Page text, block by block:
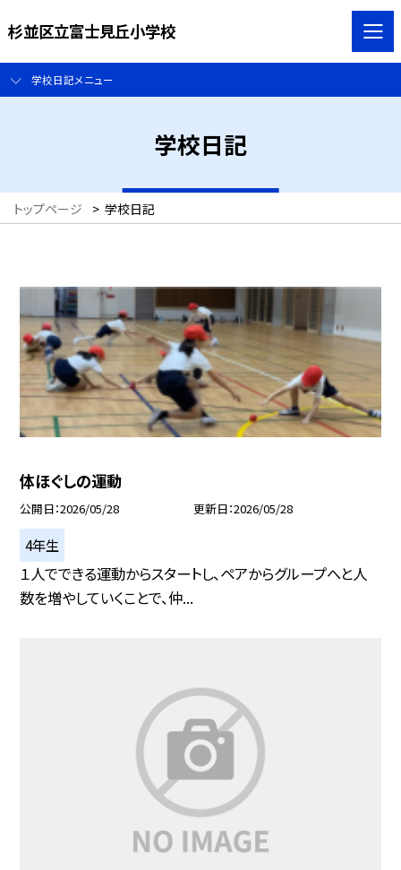
杉並区立富士見丘小学校
学校日記メニュー
学校日記
トップページ > 学校日記
体ほぐしの運動
公開日 2026/05/28 更新日 2026/05/28
4年生
１人でできる運動からスタートし、ペアからグループへと人
数を増やしていくことで、仲...